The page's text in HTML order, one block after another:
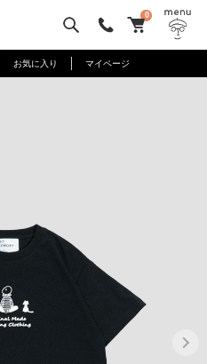
0
お気に入り マイページ